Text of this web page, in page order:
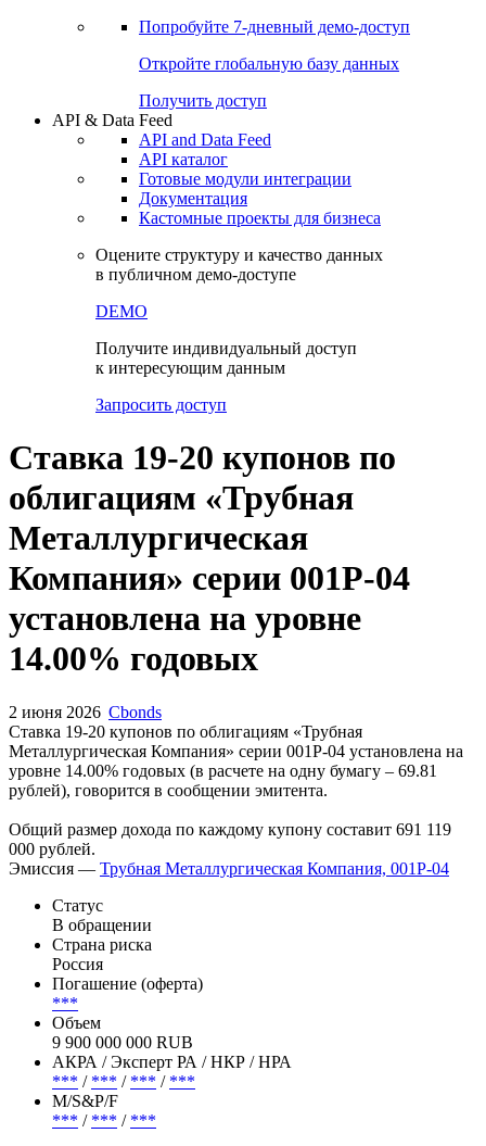
Попробуйте 7-дневный демо-доступ
Откройте глобальную базу данных
Получить доступ
API & Data Feed
API and Data Feed
API каталог
Готовые модули интеграции
Документация
Кастомные проекты для бизнеса
Оцените структуру и качество данных
в публичном демо-доступе
DEMO
Получите индивидуальный доступ
к интересующим данным
Запросить доступ
Ставка 19-20 купонов по
облигациям «Трубная
Металлургическая
Компания» серии 001P-04
установлена на уровне
14.00% годовых
2 июня 2026 Cbonds
Ставка 19-20 купонов по облигациям «Трубная
Металлургическая Компания» серии 001P-04 установлена на
уровне 14.00% годовых (в расчете на одну бумагу – 69.81
рублей), говорится в сообщении эмитента.
Общий размер дохода по каждому купону составит 691 119
000 рублей.
Эмиссия — Трубная Металлургическая Компания, 001P-04
Статус
В обращении
Страна риска
Россия
Погашение (оферта)
***
Объем
9 900 000 000 RUB
АКРА / Эксперт РА / НКР / НРА
*** / *** / *** / ***
М/S&P/F
*** / *** / ***